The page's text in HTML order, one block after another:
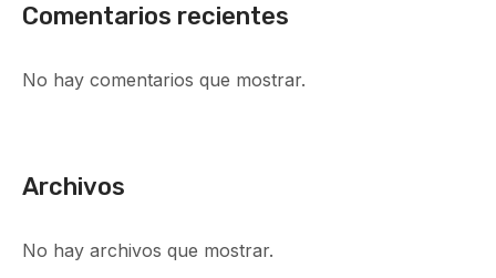
Comentarios recientes
No hay comentarios que mostrar.
Archivos
No hay archivos que mostrar.